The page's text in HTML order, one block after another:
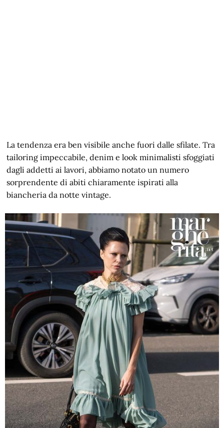
La tendenza era ben visibile anche fuori dalle sfilate. Tra
tailoring impeccabile, denim e look minimalisti sfoggiati
dagli addetti ai lavori, abbiamo notato un numero
sorprendente di abiti chiaramente ispirati alla
biancheria da notte vintage.